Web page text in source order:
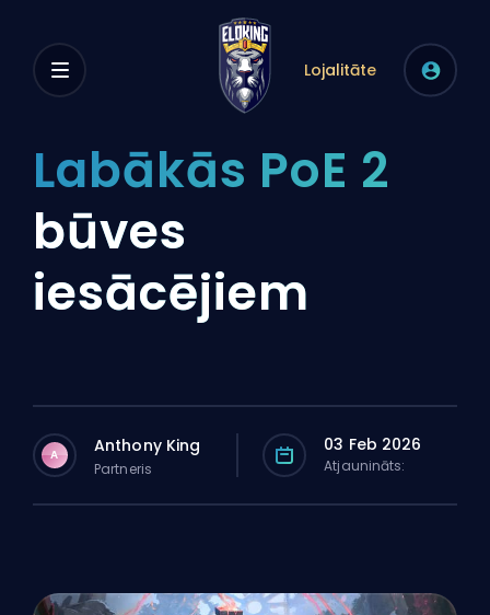
Lojalitāte
Labākās PoE 2
būves
iesācējiem
A Anthony King
Partneris
03 Feb 2026
Atjaunināts: